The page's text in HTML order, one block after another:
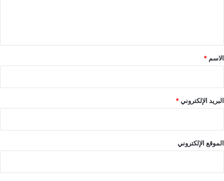
*
الاسم *
البريد الإلكتروني*
الموقع الإلكتروني